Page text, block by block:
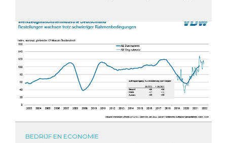
BEDRIJF EN ECONOMIE